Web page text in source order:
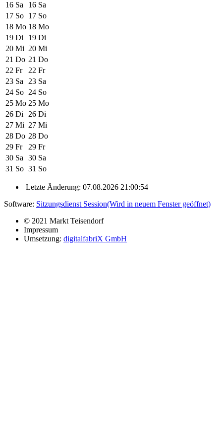
16 Sa 16 Sa
17 So 17 So
18 Mo 18 Mo
19 Di 19 Di
20 Mi 20 Mi
21 Do 21 Do
22 Fr 22 Fr
23 Sa 23 Sa
24 So 24 So
25 Mo 25 Mo
26 Di 26 Di
27 Mi 27 Mi
28 Do 28 Do
29 Fr 29 Fr
30 Sa 30 Sa
31 So 31 So
Letzte Änderung: 07.08.2026 21:00:54
Software: Sitzungsdienst Session(Wird in neuem Fenster geöffnet)
© 2021 Markt Teisendorf
Impressum
Umsetzung: digitalfabriX GmbH